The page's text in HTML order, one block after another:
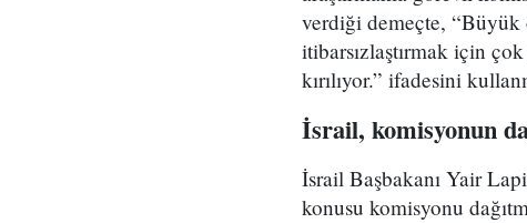
verdiği demeçte, “Büyük
itibarsızlaştırmak için
kırılıyor.” ifadesini
İsrail, komisyonun
İsrail Başbakanı Yair
konusu komisyonu